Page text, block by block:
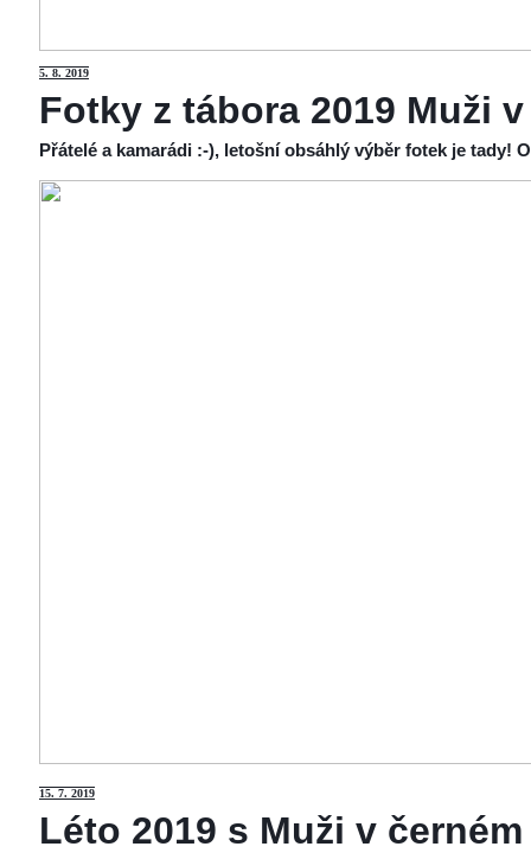
5. 8. 2019
Fotky z tábora 2019 Muži
Přátelé a kamarádi :-), letošní obsáhlý výběr fotek je tady!
15. 7. 2019
Léto 2019 s Muži v